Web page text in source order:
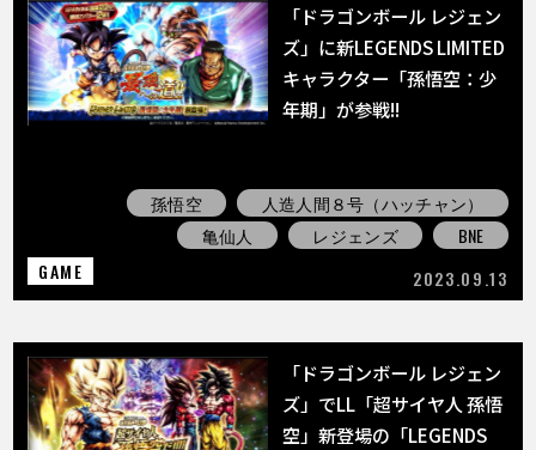
「ドラゴンボール レジェン
ズ」に新LEGENDS LIMITED
キャラクター「孫悟空：少
年期」が参戦!!
孫悟空
人造人間８号（ハッチャン）
亀仙人
レジェンズ
BNE
GAME
2023.09.13
「ドラゴンボール レジェン
ズ」でLL「超サイヤ人 孫悟
空」新登場の「LEGENDS